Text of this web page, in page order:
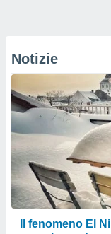
Notizie
Il fenomeno El